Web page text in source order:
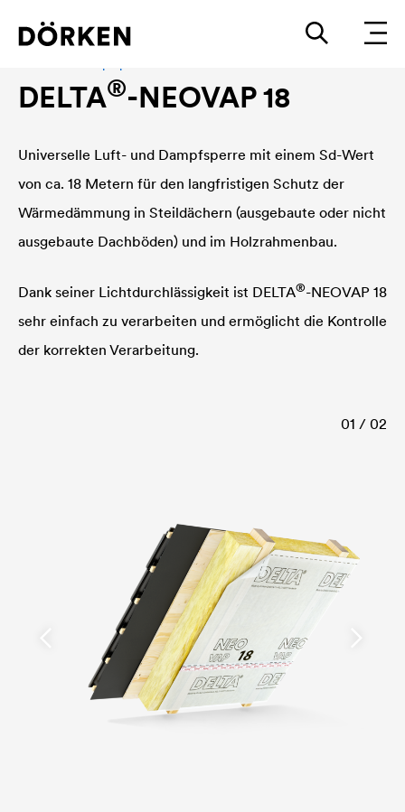
DELTA®-NEOVAP 18
Universelle Luft- und Dampfsperre mit einem Sd-Wert
von ca. 18 Metern für den langfristigen Schutz der
Wärmedämmung in Steildächern (ausgebaute oder nicht
ausgebaute Dachböden) und im Holzrahmenbau.
Dank seiner Lichtdurchlässigkeit ist DELTA®-NEOVAP 18
sehr einfach zu verarbeiten und ermöglicht die Kontrolle
der korrekten Verarbeitung.
01 / 02